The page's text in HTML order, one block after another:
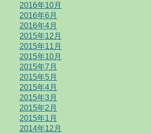
2016年10月
2016年6月
2016年4月
2015年12月
2015年11月
2015年10月
2015年7月
2015年5月
2015年4月
2015年3月
2015年2月
2015年1月
2014年12月